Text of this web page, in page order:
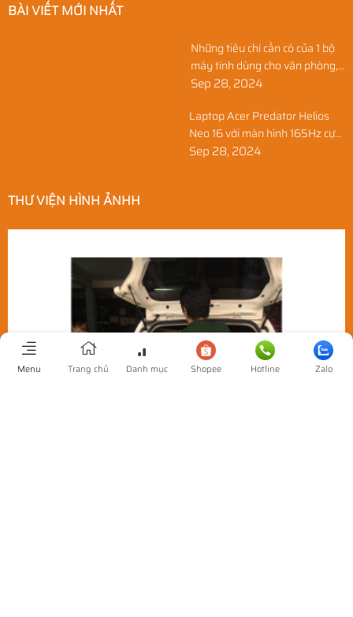
BÀI VIẾT MỚI NHẤT
Những tiêu chí cần có của 1 bộ
máy tính dùng cho văn phòng,
học sinh, và gia đình
Sep 28, 2024
Laptop Acer Predator Helios
Neo 16 với màn hình 165Hz cực
nét
Sep 28, 2024
THƯ VIỆN HÌNH ẢNHH
Menu Trang chủ Danh mục Shopee Hotline Zalo